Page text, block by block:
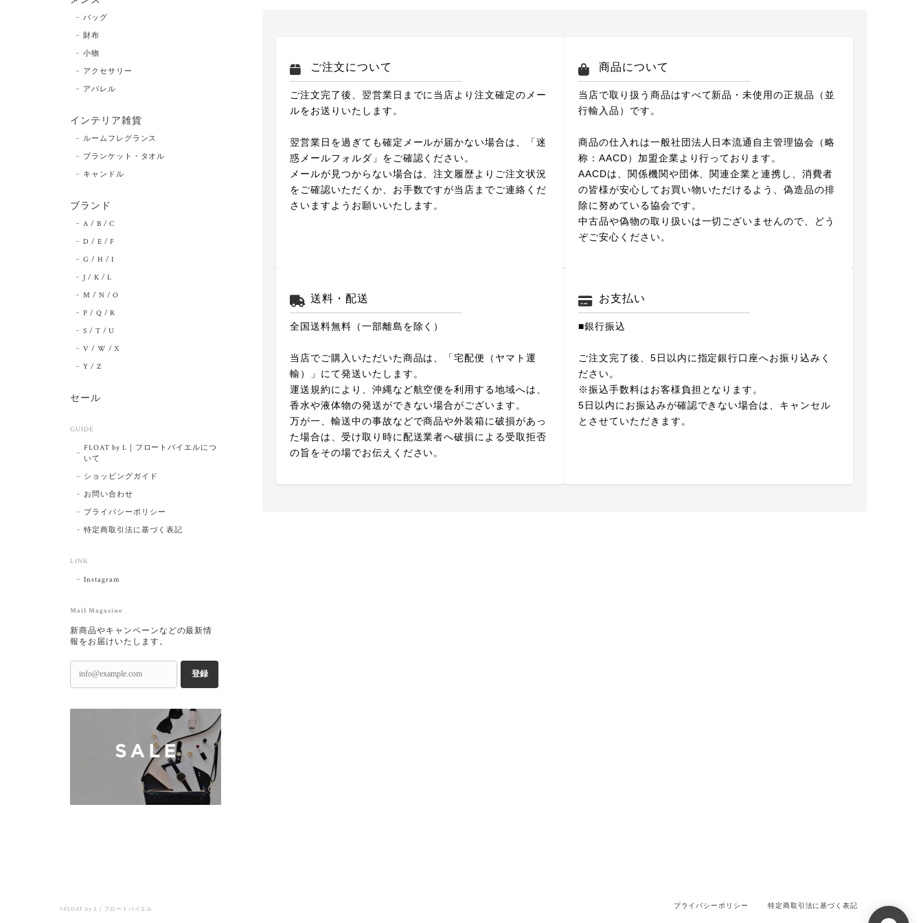
ご注文について
ご注文完了後、翌営業日までに当店より注文確定のメー
ルをお送りいたします。
翌営業日を過ぎても確定メールが届かない場合は、「迷
惑メールフォルダ」をご確認ください。
メールが見つからない場合は、注文履歴よりご注文状況
をご確認いただくか、お手数ですが当店までご連絡くだ
さいますようお願いいたします。
商品について
当店で取り扱う商品はすべて新品・未使用の正規品（並
行輸入品）です。
商品の仕入れは一般社団法人日本流通自主管理協会（略
称：AACD）加盟企業より行っております。
AACDは、関係機関や団体、関連企業と連携し、消費者
の皆様が安心してお買い物いただけるよう、偽造品の排
除に努めている協会です。
中古品や偽物の取り扱いは一切ございませんので、どう
ぞご安心ください。
送料・配送
全国送料無料（一部離島を除く）
当店でご購入いただいた商品は、「宅配便（ヤマト運
輸）」にて発送いたします。
運送規約により、沖縄など航空便を利用する地域へは、
香水や液体物の発送ができない場合がございます。
万が一、輸送中の事故などで商品や外装箱に破損があっ
た場合は、受け取り時に配送業者へ破損による受取拒否
の旨をその場でお伝えください。
お支払い
■銀行振込
ご注文完了後、5日以内に指定銀行口座へお振り込みく
ださい。
※振込手数料はお客様負担となります。
5日以内にお振込みが確認できない場合は、キャンセル
とさせていただきます。
バッグ
財布
小物
アクセサリー
アパレル
インテリア雑貨
ルームフレグランス
ブランケット・タオル
キャンドル
ブランド
A / B / C
D / E / F
G / H / I
J / K / L
M / N / O
P / Q / R
S / T / U
V / W / X
Y / Z
セール
GUIDE
FLOAT by L｜フロートバイエルにつ
いて
ショッピングガイド
お問い合わせ
プライバシーポリシー
特定商取引法に基づく表記
LINK
Instagram
Mail Magazine
新商品やキャンペーンなどの最新情
報をお届けいたします。
登録
プライバシーポリシー 特定商取引法に基づく表記
©FLOAT by L｜フロートバイエル